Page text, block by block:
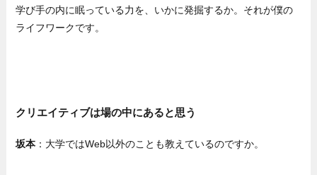
学び手の内に眠っている力を、いかに発掘するか。それが僕の
ライフワークです。
クリエイティブは場の中にあると思う
坂本 ：大学ではWeb以外のことも教えているのですか。